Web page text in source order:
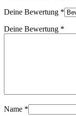
Deine Bewertung *
Deine Bewertung *
Name *